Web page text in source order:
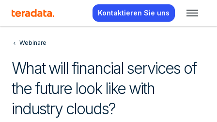
Kontaktieren Sie uns
Webinare
What will financial services of
the future look like with
industry clouds?